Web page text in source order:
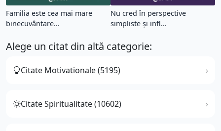
Familia este cea mai mare
binecuvântare...
Nu cred în perspective
simpliste şi infl...
Alege un citat din altă categorie:
Citate Motivationale (5195)
Citate Spiritualitate (10602)